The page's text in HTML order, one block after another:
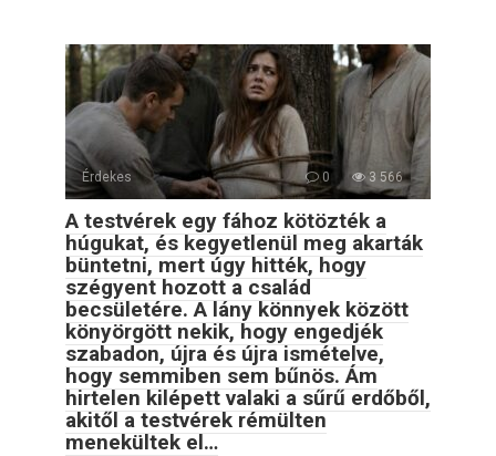
Érdekes 0 3 566
A testvérek egy fához kötözték a
húgukat, és kegyetlenül meg akarták
büntetni, mert úgy hitték, hogy
szégyent hozott a család
becsületére. A lány könnyek között
könyörgött nekik, hogy engedjék
szabadon, újra és újra ismételve,
hogy semmiben sem bűnös. Ám
hirtelen kilépett valaki a sűrű erdőből,
akitől a testvérek rémülten
menekültek el…